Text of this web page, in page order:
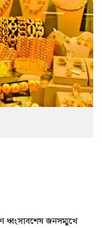
ধ্বংসাবশেষ জনসম্মুখে